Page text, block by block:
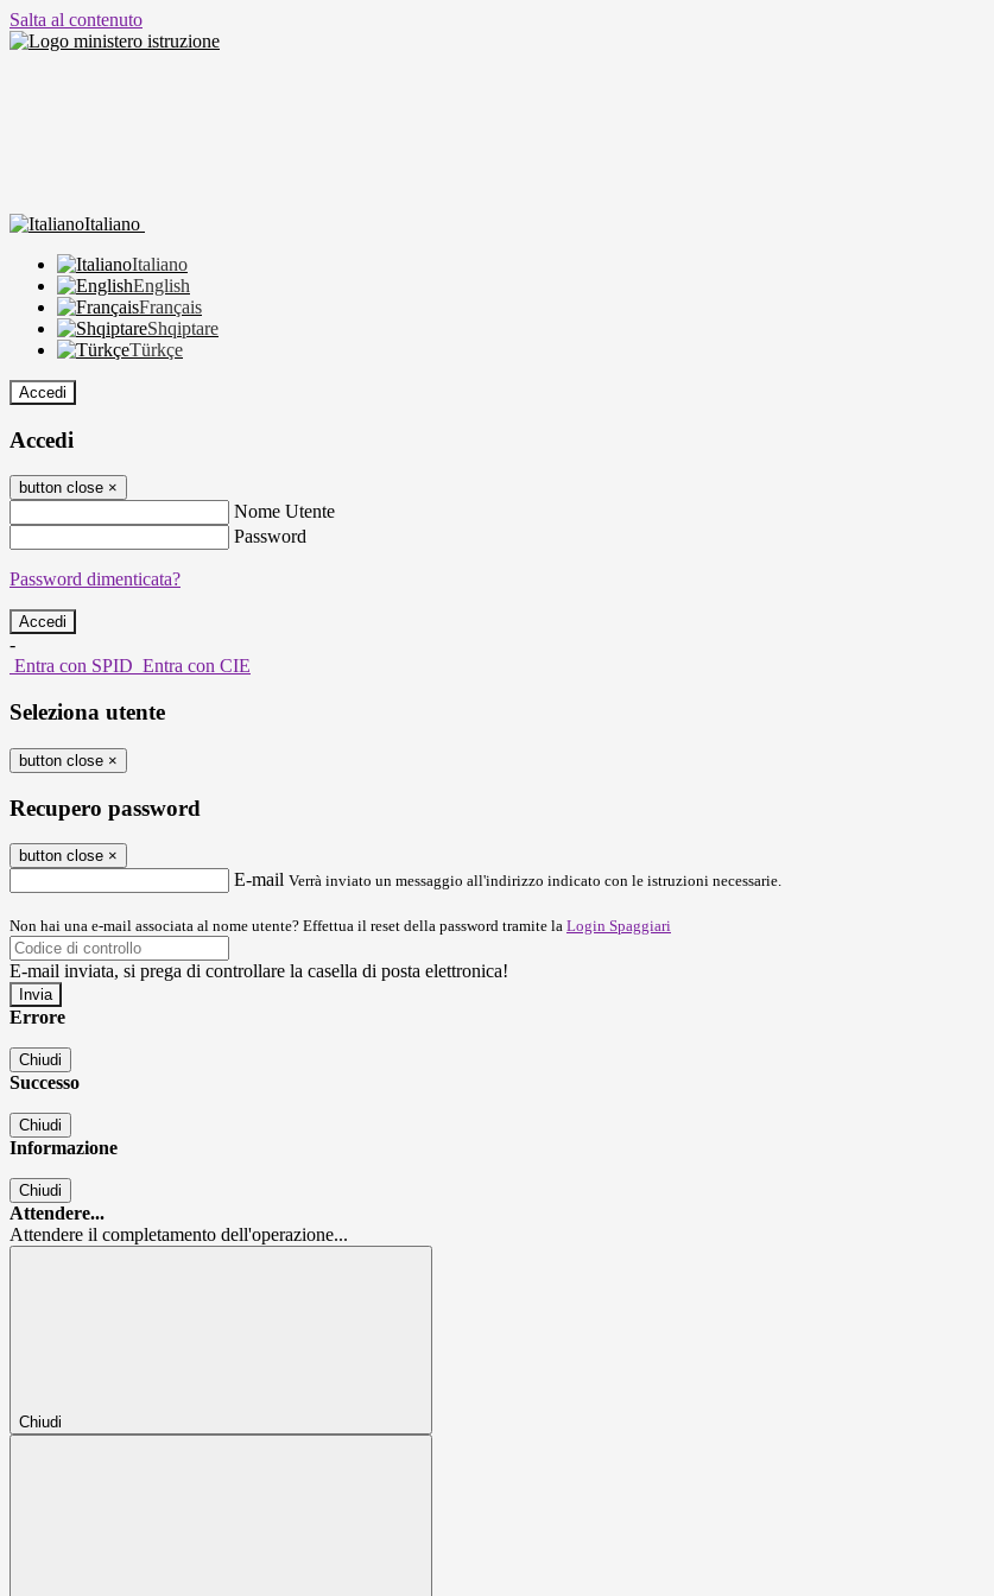
Salta al contenuto
Italiano
Italiano
English
Français
Shqiptare
Türkçe
Accedi
Accedi
button close ×
Nome Utente
Password
Password dimenticata?
-
Entra con SPID Entra con CIE
Seleziona utente
button close ×
Recupero password
button close ×
E-mail Verrà inviato un messaggio all'indirizzo indicato con le istruzioni necessarie.
Non hai una e-mail associata al nome utente? Effettua il reset della password tramite la Login Spaggiari
E-mail inviata, si prega di controllare la casella di posta elettronica!
Errore
Chiudi
Successo
Chiudi
Informazione
Chiudi
Attendere...
Attendere il completamento dell'operazione...
Chiudi